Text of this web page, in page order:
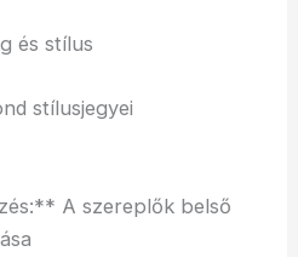
és stílus
stílusjegyei
A szereplők belső